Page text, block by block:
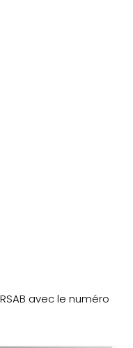
avec le numéro